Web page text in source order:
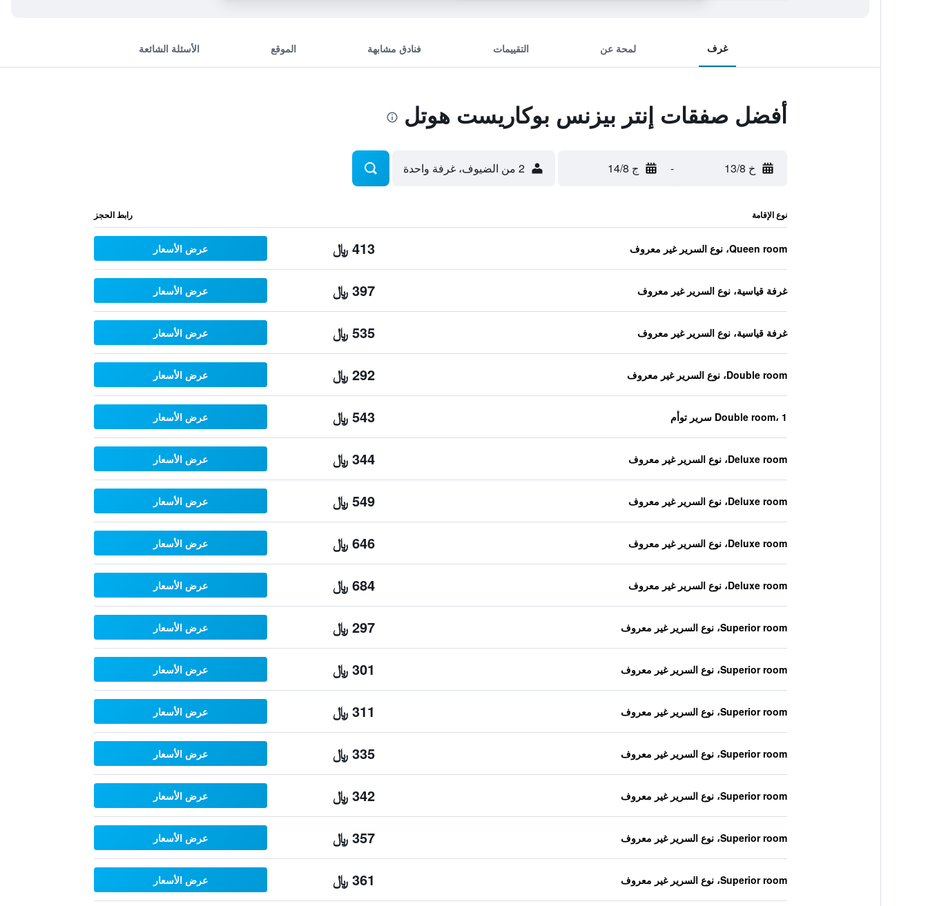
غرف لمحة عن التقييمات فنادق مشابهة الموقع الأسئلة الشائعة
أفضل صفقات إنتر بيزنس بوكاريست هوتل
خ 13/8 - ج 14/8 2 من الضيوف، غرفة واحدة
نوع الإقامة رابط الحجز
Queen room، نوع السرير غير معروف 413 ﷼ عرض الأسعار
غرفة قياسية، نوع السرير غير معروف 397 ﷼ عرض الأسعار
غرفة قياسية، نوع السرير غير معروف 535 ﷼ عرض الأسعار
Double room، نوع السرير غير معروف 292 ﷼ عرض الأسعار
Double room، 1 سرير توأم 543 ﷼ عرض الأسعار
Deluxe room، نوع السرير غير معروف 344 ﷼ عرض الأسعار
Deluxe room، نوع السرير غير معروف 549 ﷼ عرض الأسعار
Deluxe room، نوع السرير غير معروف 646 ﷼ عرض الأسعار
Deluxe room، نوع السرير غير معروف 684 ﷼ عرض الأسعار
Superior room، نوع السرير غير معروف 297 ﷼ عرض الأسعار
Superior room، نوع السرير غير معروف 301 ﷼ عرض الأسعار
Superior room، نوع السرير غير معروف 311 ﷼ عرض الأسعار
Superior room، نوع السرير غير معروف 335 ﷼ عرض الأسعار
Superior room، نوع السرير غير معروف 342 ﷼ عرض الأسعار
Superior room، نوع السرير غير معروف 357 ﷼ عرض الأسعار
Superior room، نوع السرير غير معروف 361 ﷼ عرض الأسعار